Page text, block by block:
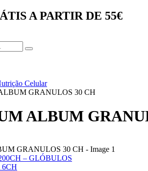
A PARTIR DE 55€
Celular
GRANULOS 30 CH
ALBUM
– GLÓBULOS
6CH